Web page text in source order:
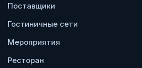
Поставщики
Гостиничные сети
Мероприятия
Ресторан